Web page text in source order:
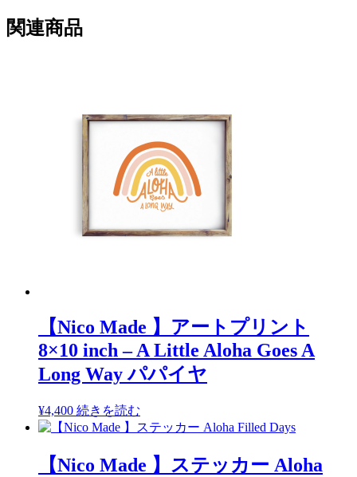
関連商品
【Nico Made 】アートプリント
8×10 inch – A Little Aloha Goes A
Long Way パパイヤ
¥4,400 続きを読む
【Nico Made 】ステッカー Aloha